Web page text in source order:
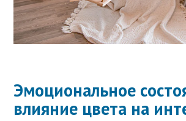
Эмоциональное
влияние цвета на